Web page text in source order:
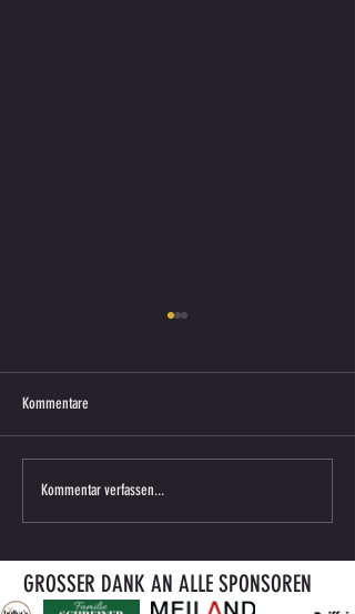
Saisonkarte 2026/27 ab sofort
erhältlich
Kommentare
Kommentar verfassen...
GROSSER DANK AN ALLE SPONSOREN